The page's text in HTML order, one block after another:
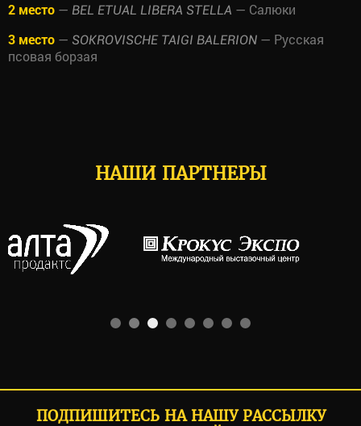
2 место — BEL ETUAL LIBERA STELLA — Салюки
3 место — SOKROVISCHE TAIGI BALERION — Русская
псовая борзая
НАШИ ПАРТНЕРЫ
ПОДПИШИТЕСЬ НА НАШУ РАССЫЛКУ